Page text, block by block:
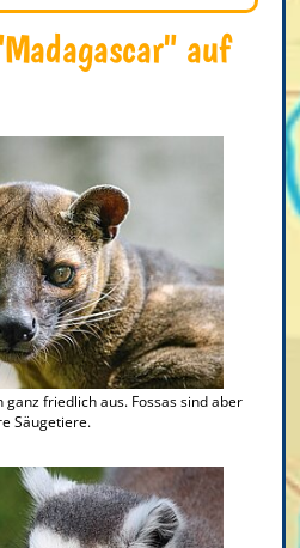
auf
friedlich aus. Fossas sind aber
Säugetiere.